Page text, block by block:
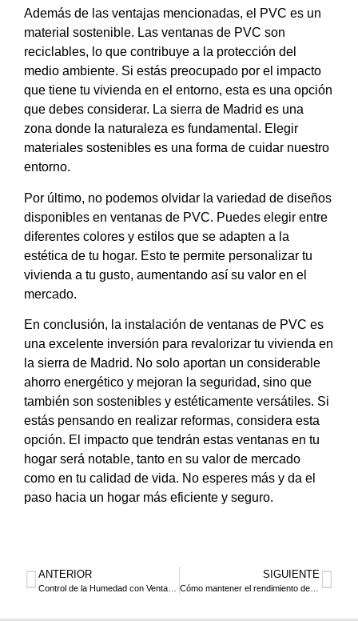
Además de las ventajas mencionadas, el PVC es un
material sostenible. Las ventanas de PVC son
reciclables, lo que contribuye a la protección del
medio ambiente. Si estás preocupado por el impacto
que tiene tu vivienda en el entorno, esta es una opción
que debes considerar. La sierra de Madrid es una
zona donde la naturaleza es fundamental. Elegir
materiales sostenibles es una forma de cuidar nuestro
entorno.
Por último, no podemos olvidar la variedad de diseños
disponibles en ventanas de PVC. Puedes elegir entre
diferentes colores y estilos que se adapten a la
estética de tu hogar. Esto te permite personalizar tu
vivienda a tu gusto, aumentando así su valor en el
mercado.
En conclusión, la instalación de ventanas de PVC es
una excelente inversión para revalorizar tu vivienda en
la sierra de Madrid. No solo aportan un considerable
ahorro energético y mejoran la seguridad, sino que
también son sostenibles y estéticamente versátiles. Si
estás pensando en realizar reformas, considera esta
opción. El impacto que tendrán estas ventanas en tu
hogar será notable, tanto en su valor de mercado
como en tu calidad de vida. No esperes más y da el
paso hacia un hogar más eficiente y seguro.
ANTERIOR SIGUIENTE
Cómo mantener el rendimiento de tus ventanas de PVC